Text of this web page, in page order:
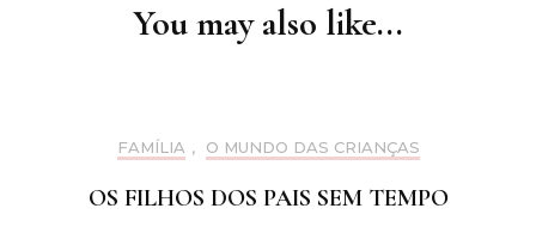
You may also like...
FAMÍLIA , O MUNDO DAS CRIANÇAS
OS FILHOS DOS PAIS SEM TEMPO